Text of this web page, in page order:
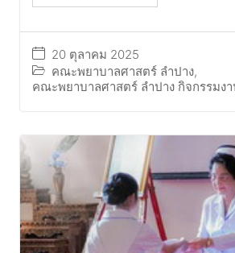
20 ตุลาคม 2025
คณะพยาบาลศาสตร์ ลำปาง,
คณะพยาบาลศาสตร์ ลำปาง กิจกรรมง